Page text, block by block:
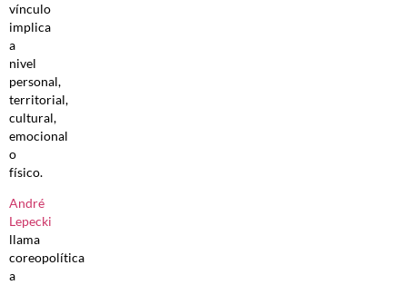
vínculo
implica
a
nivel
personal,
territorial,
cultural,
emocional
o
físico.
André
Lepecki
llama
coreopolítica
a